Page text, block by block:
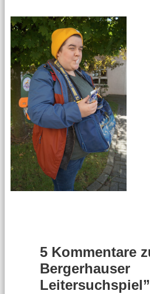
5 Kommentare
Bergerhauser
Leitersuchspiel”